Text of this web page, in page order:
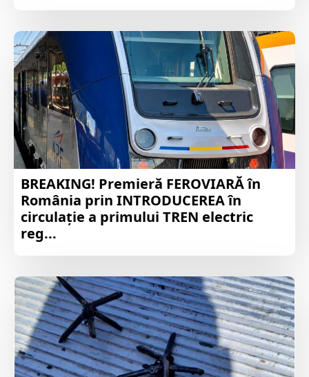
BREAKING! Premieră FEROVIARĂ în
România prin INTRODUCEREA în
circulație a primului TREN electric
reg...